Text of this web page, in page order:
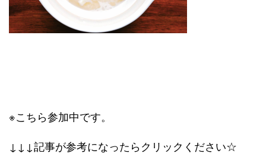
※こちら参加中です。
↓↓↓記事が参考になったらクリックください☆